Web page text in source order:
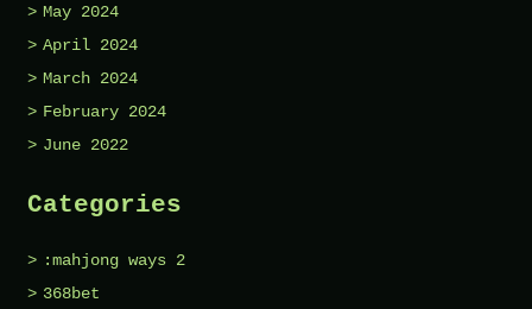
May 2024
April 2024
March 2024
February 2024
June 2022
Categories
:mahjong ways 2
368bet